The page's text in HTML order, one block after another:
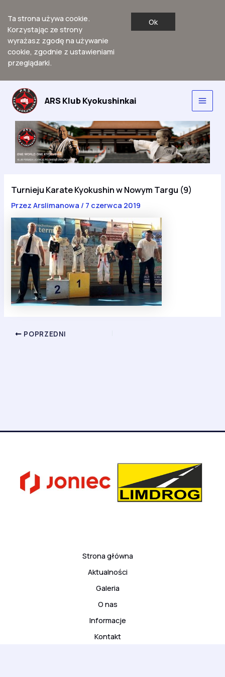
Ta strona używa cookie.
Korzystając ze strony
wyrażasz zgodę na używanie
cookie, zgodnie z ustawieniami
przeglądarki.
Ok
Przejdź
treści
ARS Klub Kyokushinkai
Main
Turnieju Karate Kyokushin w Nowym Targu (9)
PrzezArslimanowa / 7 czerwca 2019
POPRZEDNI
Strona główna
Aktualności
Galeria
O nas
Informacje
Kontakt